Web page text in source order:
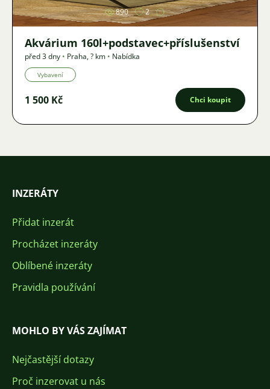
890 2
Akvárium 160l+podstavec+příslušenství
před 3 dny • Praha,? km • Nabídka
Vybavení
1 500 Kč Chci koupit
INZERÁTY
Přidat inzerát
Procházet inzeráty
Oblíbené inzeráty
Pravidla používání
MOHLO BY VÁS ZAJÍMAT
Nejčastější dotazy
Proč inzerovat u nás